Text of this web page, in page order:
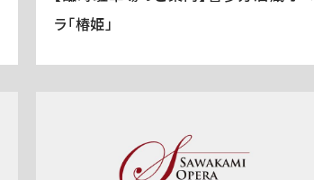
ラ「椿姫」